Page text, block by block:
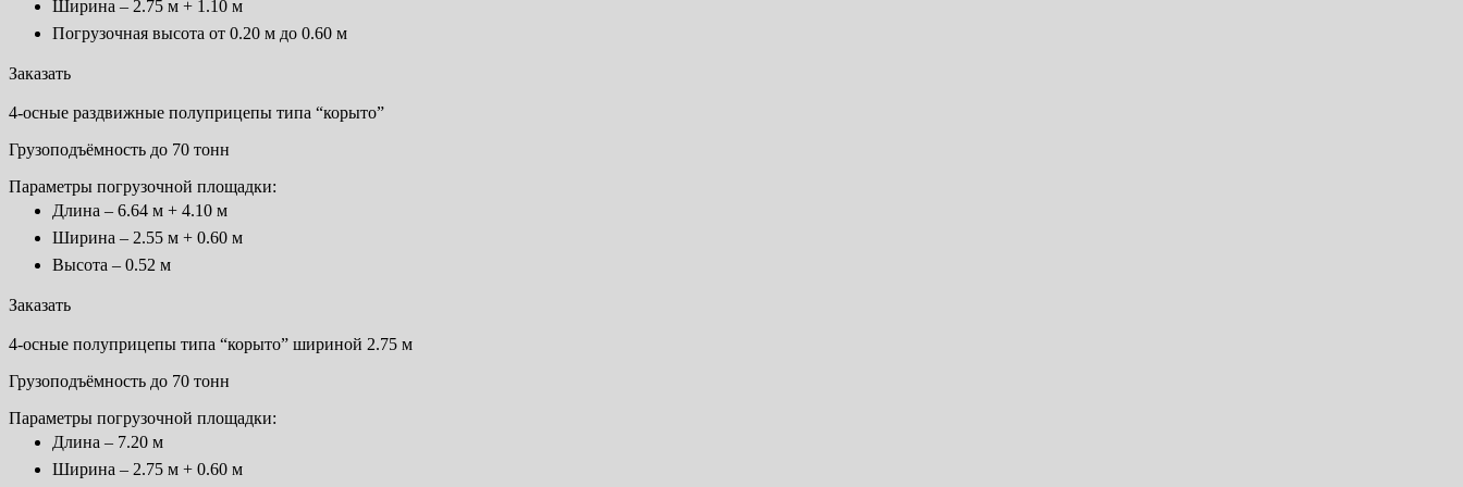
Ширина – 2.75 м + 1.10 м
Погрузочная высота от 0.20 м до 0.60 м
Заказать
4-осные раздвижные полуприцепы типа “корыто”
Грузоподъёмность до 70 тонн
Параметры погрузочной площадки:
Длина – 6.64 м + 4.10 м
Ширина – 2.55 м + 0.60 м
Высота – 0.52 м
Заказать
4-осные полуприцепы типа “корыто” шириной 2.75 м
Грузоподъёмность до 70 тонн
Параметры погрузочной площадки:
Длина – 7.20 м
Ширина – 2.75 м + 0.60 м